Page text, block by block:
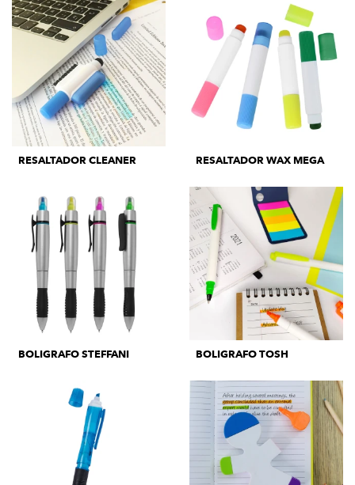
RESALTADOR CLEANER RESALTADOR WAX MEGA
BOLIGRAFO STEFFANI BOLIGRAFO TOSH